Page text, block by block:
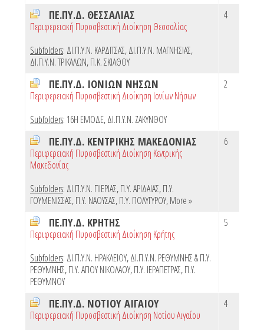
ΠΕ.ΠΥ.Δ. ΘΕΣΣΑΛΙΑΣ
Περιφερειακή Πυροσβεστική Διοίκηση Θεσσαλίας
Subfolders: ΔΙ.Π.Υ.Ν. ΚΑΡΔΙΤΣΑΣ,ΔΙ.Π.Υ.Ν. ΜΑΓΝΗΣΙΑΣ,
ΔΙ.Π.Υ.Ν. ΤΡΙΚΑΛΩΝ,Π.Κ. ΣΚΙΑΘΟΥ
4
ΠΕ.ΠΥ.Δ. ΙΟΝΙΩΝ ΝΗΣΩΝ
Περιφερειακή Πυροσβεστική Διοίκηση Ιονίων Νήσων
Subfolders: 16Η ΕΜΟΔΕ,ΔΙ.Π.Υ.Ν. ΖΑΚΥΝΘΟΥ
2
ΠΕ.ΠΥ.Δ. ΚΕΝΤΡΙΚΗΣ ΜΑΚΕΔΟΝΙΑΣ
Περιφερειακή Πυροσβεστική Διοίκηση Κεντρικής
Μακεδονίας
Subfolders: ΔΙ.Π.Υ.Ν. ΠΙΕΡΙΑΣ,Π.Υ. ΑΡΙΔΑΙΑΣ,Π.Υ.
ΓΟΥΜΕΝΙΣΣΑΣ,Π.Υ. ΝΑΟΥΣΑΣ,Π.Υ. ΠΟΛΥΓΥΡΟΥ,More »
6
ΠΕ.ΠΥ.Δ. ΚΡΗΤΗΣ
Περιφερειακή Πυροσβεστική Διοίκηση Κρήτης
Subfolders: ΔΙ.Π.Υ.Ν. ΗΡΑΚΛΕΙΟΥ,ΔΙ.Π.Υ.Ν. ΡΕΘΥΜΝΗΣ & Π.Υ.
ΡΕΘΥΜΝΗΣ,Π.Υ. ΑΓΙΟΥ ΝΙΚΟΛΑΟΥ,Π.Υ. ΙΕΡΑΠΕΤΡΑΣ,Π.Υ.
ΡΕΘΥΜΝΟΥ
5
ΠΕ.ΠΥ.Δ. ΝΟΤΙΟΥ ΑΙΓΑΙΟΥ
Περιφερειακή Πυροσβεστική Διοίκηση Νοτίου Αιγαίου
4